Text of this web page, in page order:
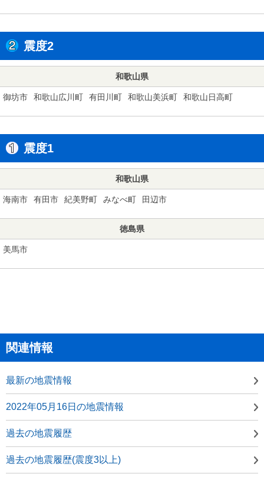
震度2
和歌山県
御坊市 和歌山広川町 有田川町 和歌山美浜町 和歌山日高町
震度1
和歌山県
海南市 有田市 紀美野町 みなべ町 田辺市
徳島県
美馬市
関連情報
最新の地震情報
2022年05月16日の地震情報
過去の地震履歴
過去の地震履歴(震度3以上)